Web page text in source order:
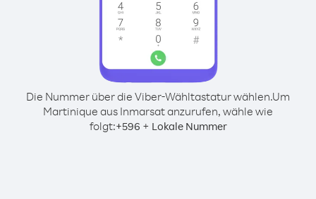
Die Nummer über die Viber-Wähltastatur wählen.Um
Martinique aus Inmarsat anzurufen, wähle wie
folgt:+596 + Lokale Nummer